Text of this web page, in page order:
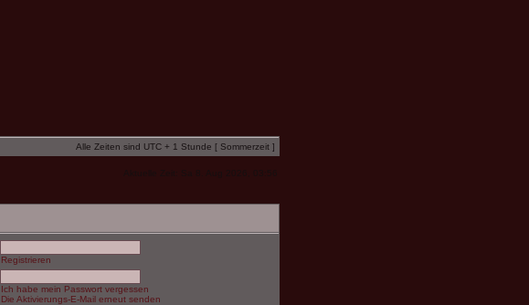
Alle Zeiten sind UTC + 1 Stunde [ Sommerzeit ]
Registrieren
Ich habe mein Passwort vergessen
Die Aktivierungs-E-Mail erneut senden